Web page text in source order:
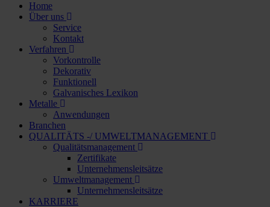
Home
Über uns
Service
Kontakt
Verfahren
Vorkontrolle
Dekorativ
Funktionell
Galvanisches Lexikon
Metalle
Anwendungen
Branchen
QUALITÄTS -/ UMWELTMANAGEMENT
Qualitätsmanagement
Zertifikate
Unternehmensleitsätze
Umweltmanagement
Unternehmensleitsätze
KARRIERE